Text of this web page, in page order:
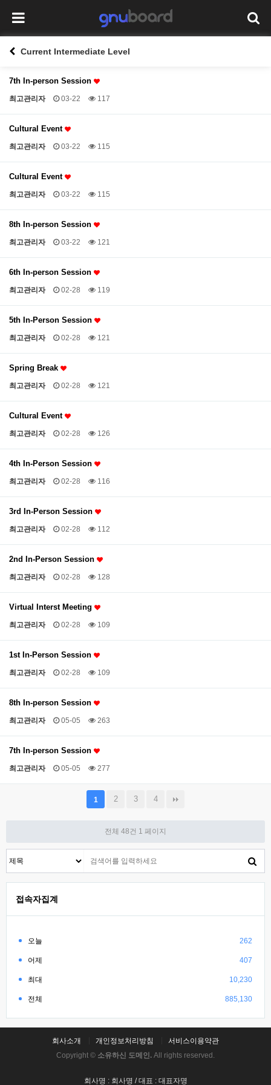
Current Intermediate Level
7th In-person Session
최고관리자 03-22 117
Cultural Event
최고관리자 03-22 115
Cultural Event
최고관리자 03-22 115
8th In-person Session
최고관리자 03-22 121
6th In-person Session
최고관리자 02-28 119
5th In-Person Session
최고관리자 02-28 121
Spring Break
최고관리자 02-28 121
Cultural Event
최고관리자 02-28 126
4th In-Person Session
최고관리자 02-28 116
3rd In-Person Session
최고관리자 02-28 112
2nd In-Person Session
최고관리자 02-28 128
Virtual Interst Meeting
최고관리자 02-28 109
1st In-Person Session
최고관리자 02-28 109
8th In-person Session
최고관리자 05-05 263
7th In-person Session
최고관리자 05-05 277
1 2 3 4
전체 48건 1 페이지
접속자집계
오늘 262
어제 407
최대 10,230
전체 885,130
회사소개 개인정보처리방침
서비스이용약관
Copyright © 소유하신 도메인. All rights reserved.
회사명 : 회사명 / 대표 : 대표자명